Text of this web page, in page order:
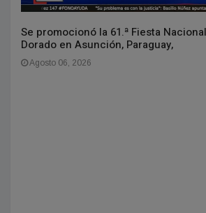
Se promocionó la 61.ª Fiesta
Dorado en Asunción, Paraguay,
Agosto 06, 2026